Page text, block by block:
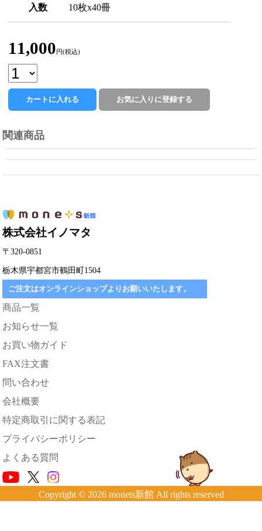
入数
10枚x40冊
11,000 円(税込)
関連商品
株式会社イノマタ
〒320-0851
栃木県宇都宮市鶴田町1504
ご注文はオンラインショップよりお願いいたします。
商品一覧
お知らせ一覧
お買い物ガイド
FAX注文書
問い合わせ
会社概要
特定商取引に関する表記
プライバシーポリシー
よくある質問
Copyright © 2026 monets新館 All rights reserved